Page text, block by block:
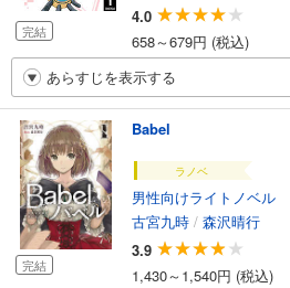
完結
4.0
658～679円 (税込)
あらすじを表示する
完結
Babel
ラノベ
男性向けライトノベル
古宮九時 / 森沢晴行
3.9
1,430～1,540円 (税込)